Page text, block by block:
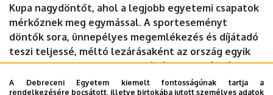
Kupa nagydöntőt, ahol a legjobb egyetemi csapatok
mérkőznek meg egymással. A sporteseményt
döntők sora, ünnepélyes megemlékezés és díjátadó
teszi teljessé, méltó lezárásaként az ország egyik
legnagyobb egyetemi labdarúgó rendezvényének.
Időpont:2026. június 18., csütörtök 16 óra
A Debreceni Egyetem kiemelt fontosságúnak tartja a
rendelkezésére bocsátott, illetve birtokába jutott személyes adatok